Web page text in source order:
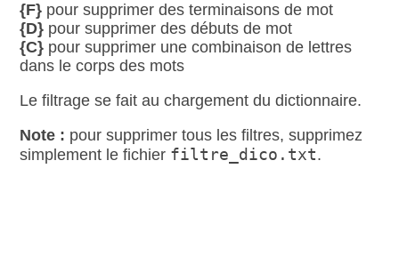
{F} pour supprimer des terminaisons de mot
{D} pour supprimer des débuts de mot
{C} pour supprimer une combinaison de lettres
dans le corps des mots
Le filtrage se fait au chargement du dictionnaire.
Note : pour supprimer tous les filtres, supprimez
simplement le fichier filtre_dico.txt.